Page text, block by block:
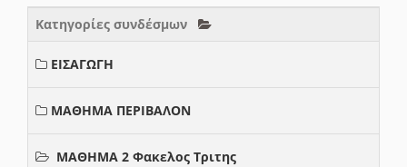
Κατηγορίες συνδέσμων
ΕΙΣΑΓΩΓΗ
ΜΑΘΗΜΑ ΠΕΡΙΒΑΛΟΝ
ΜΑΘΗΜΑ 2 Φακελος Τριτης